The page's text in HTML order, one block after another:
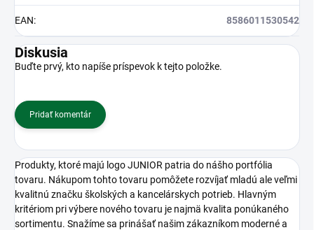
EAN: 8586011530542
Diskusia
Buďte prvý, kto napíše príspevok k tejto položke.
Pridať komentár
Produkty, ktoré majú logo JUNIOR patria do nášho portfólia
tovaru. Nákupom tohto tovaru pomôžete rozvíjať mladú ale veľmi
kvalitnú značku školských a kancelárskych potrieb. Hlavným
kritériom pri výbere nového tovaru je najmä kvalita ponúkaného
sortimentu. Snažíme sa prinášať našim zákazníkom moderné a